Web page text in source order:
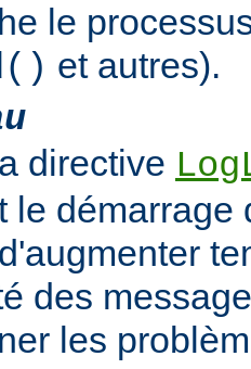
le
et autres).
directive
le démarrage
des
les